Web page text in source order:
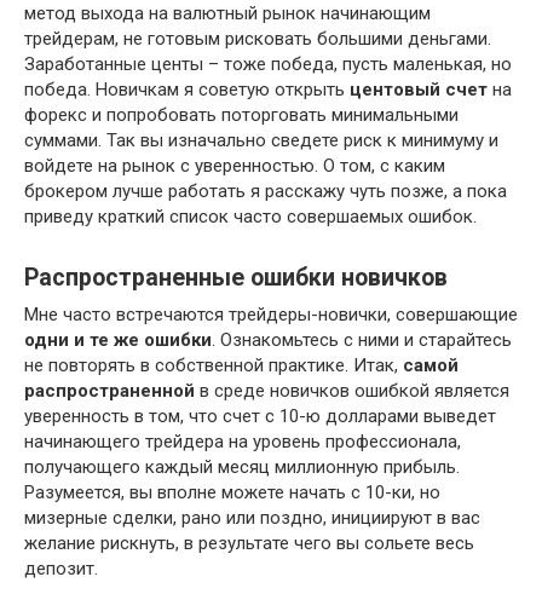
метод выхода на валютный рынок начинающим
трейдерам, не готовым рисковать большими деньгами.
Заработанные центы – тоже победа, пусть маленькая, но
победа. Новичкам я советую открыть центовый счет на
форекс и попробовать поторговать минимальными
суммами. Так вы изначально сведете риск к минимуму и
войдете на рынок с уверенностью. О том, с каким
брокером лучше работать я расскажу чуть позже, а пока
приведу краткий список часто совершаемых ошибок.
Распространенные ошибки новичков
Мне часто встречаются трейдеры-новички, совершающие
одни и те же ошибки. Ознакомьтесь с ними и старайтесь
не повторять в собственной практике. Итак, самой
распространенной в среде новичков ошибкой является
уверенность в том, что счет с 10-ю долларами выведет
начинающего трейдера на уровень профессионала,
получающего каждый месяц миллионную прибыль.
Разумеется, вы вполне можете начать с 10-ки, но
мизерные сделки, рано или поздно, инициируют в вас
желание рискнуть, в результате чего вы сольете весь
депозит.